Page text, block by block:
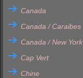
Canada
Canada / Caraibes
Canada / New York
Cap Vert
Chine